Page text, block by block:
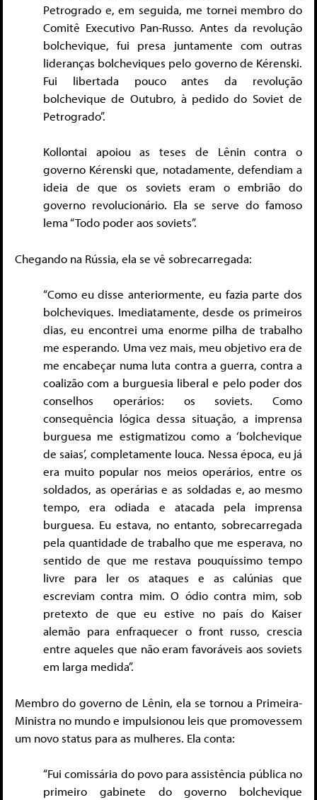
Petrogrado e, em seguida, me tornei membro do
Comitê Executivo Pan-Russo. Antes da revolução
bolchevique, fui presa juntamente com outras
lideranças bolcheviques pelo governo de Kérenski.
Fui libertada pouco antes da revolução
bolchevique de Outubro, à pedido do Soviet de
Petrogrado”.
Kollontai apoiou as teses de Lênin contra o
governo Kérenski que, notadamente, defendiam a
ideia de que os soviets eram o embrião do
governo revolucionário. Ela se serve do famoso
lema “Todo poder aos soviets”.
Chegando na Rússia, ela se vê sobrecarregada:
“Como eu disse anteriormente, eu fazia parte dos
bolcheviques. Imediatamente, desde os primeiros
dias, eu encontrei uma enorme pilha de trabalho
me esperando. Uma vez mais, meu objetivo era de
me encabeçar numa luta contra a guerra, contra a
coalizão com a burguesia liberal e pelo poder dos
conselhos operários: os soviets. Como
consequência lógica dessa situação, a imprensa
burguesa me estigmatizou como a ‘bolchevique
de saias’, completamente louca. Nessa época, eu já
era muito popular nos meios operários, entre os
soldados, as operárias e as soldadas e, ao mesmo
tempo, era odiada e atacada pela imprensa
burguesa. Eu estava, no entanto, sobrecarregada
pela quantidade de trabalho que me esperava, no
sentido de que me restava pouquíssimo tempo
livre para ler os ataques e as calúnias que
escreviam contra mim. O ódio contra mim, sob
pretexto de que eu estive no país do Kaiser
alemão para enfraquecer o front russo, crescia
entre aqueles que não eram favoráveis aos soviets
em larga medida”.
Membro do governo de Lênin, ela se tornou a Primeira-
Ministra no mundo e impulsionou leis que promovessem
um novo status para as mulheres. Ela conta:
“Fui comissária do povo para assistência pública no
primeiro gabinete do governo bolchevique